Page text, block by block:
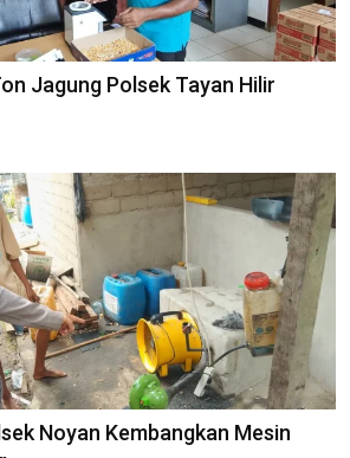
Jagung Polsek Tayan Hilir
Noyan Kembangkan Mesin